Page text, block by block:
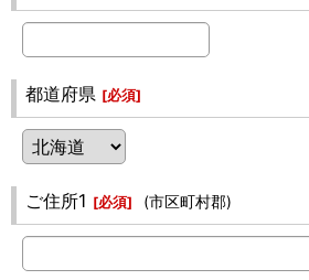
都道府県 [必須]
ご住所1 [必須] (市区町村郡)